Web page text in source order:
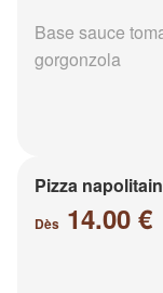
Base sauce
gorgonzola
Pizza
Dès 14.00 €